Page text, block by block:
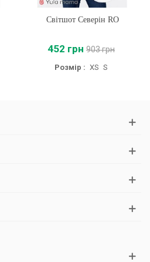
Світшот Северін RO
452 грн 903 грн
Розмір : XS S